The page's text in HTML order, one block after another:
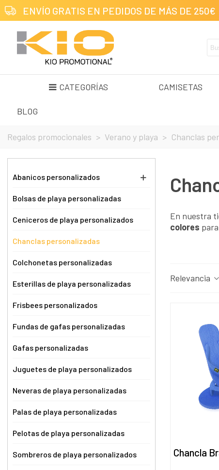
ENVÍO GRATIS EN PEDIDOS DE MÁS DE 250€
CATEGORÍAS CAMISETAS
BLOG
Regalos promocionales > Verano y playa > Chanclas
Abanicos personalizados
Bolsas de playa personalizadas
Ceniceros de playa personalizados
Chanclas personalizadas
Colchonetas personalizadas
Esterillas de playa personalizadas
Frisbees personalizados
Fundas de gafas personalizadas
Gafas personalizadas
Juguetes de playa personalizados
Neveras de playa personalizadas
Palas de playa personalizadas
Pelotas de playa personalizadas
Sombreros de playa personalizados
En nuestra
colores
Relevancia
Chancla